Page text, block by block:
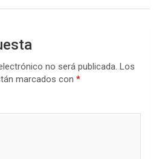
no será publicada. Los
marcados con *